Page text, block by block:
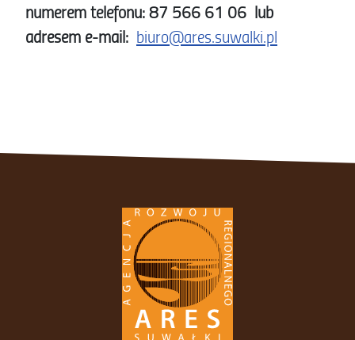
numerem telefonu: 87 566 61 06 lub
adresem e-mail: biuro@ares.suwalki.pl